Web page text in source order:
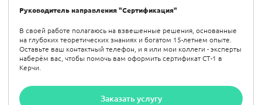
Руководитель направления "Сертификация"
В своей работе полагаюсь на взвешенные решения, основанные
на глубоких теоретических знаниях и богатом 15-летнем опыте.
Оставьте ваш контактный телефон, и я или мои коллеги - эксперты
наберём вас, чтобы помочь вам оформить сертификат СТ-1 в
Керчи.
Заказать услугу